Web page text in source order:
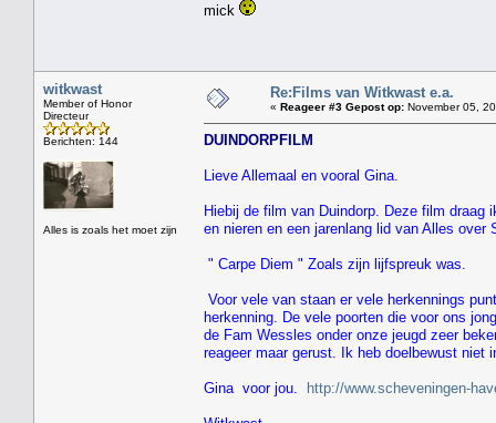
mick
witkwast
Member of Honor
Directeur
Berichten: 144
Alles is zoals het moet zijn
Re:Films van Witkwast e.a.
« Reageer #3 Gepost op: November 05,
DUINDORPFILM
Lieve Allemaal en vooral Gina.
Hiebij de film van Duindorp. Deze film
en nieren en een jarenlang lid van Alles over
" Carpe Diem " Zoals zijn lijfspreuk was.
Voor vele van staan er vele herkennings
herkenning. De vele poorten die voor ons
de Fam Wessles onder onze jeugd zeer
reageer maar gerust. Ik heb doelbewust niet
Gina voor jou. http://www.scheveningen-